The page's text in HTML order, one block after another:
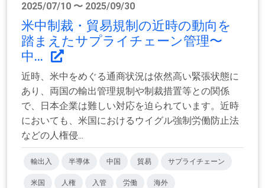
2025/07/10 〜 2025/09/30
米中制裁・貿易規制の近時の動向を
踏まえたサプライチェーン管理〜
中...
近時、米中をめぐる通商状況は依然高い緊張状態に
あり、両国の輸出管理規制や制裁措置等との関係
で、日本企業は難しい対応を迫られています。近時
においても、米国におけるウイグル強制労働防止法
などの人権侵...
輸出入 半導体 中国 貿易 サプライチェーン
米国 人権 入管 労働 海外